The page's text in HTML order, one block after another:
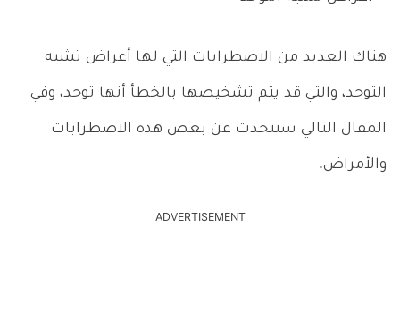
هناك العديد من الاضطرابات التي لها أعراض تشبه
التوحد، والتي قد يتم تشخيصها بالخطأ أنها توحد، وفي
المقال التالي سنتحدث عن بعض هذه الاضطرابات
والأمراض.
ADVERTISEMENT